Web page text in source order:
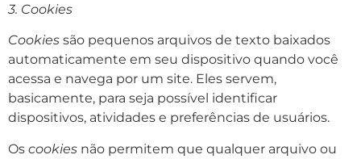
3. Cookies
Cookies são pequenos arquivos de texto baixados
automaticamente em seu dispositivo quando você
acessa e navega por um site. Eles servem,
basicamente, para seja possível identificar
dispositivos, atividades e preferências de usuários.
Os cookies não permitem que qualquer arquivo ou